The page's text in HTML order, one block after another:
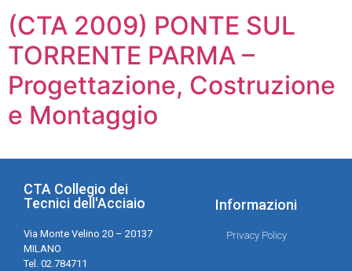
(CTA 2009) PONTE SUL
TORRENTE PARMA –
Progettazione, Costruzione
e Montaggio
CTA Collegio dei
Tecnici dell'Acciaio
Via Monte Velino 20 – 20137
MILANO
Tel. 02.784711
Informazioni
Privacy Policy